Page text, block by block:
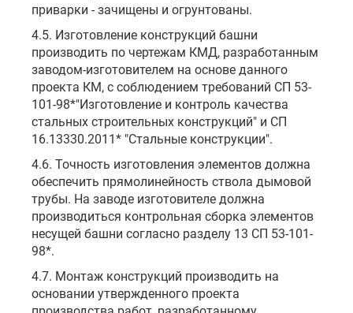
приварки - зачищены и огрунтованы.
4.5. Изготовление конструкций башни
производить по чертежам КМД, разработанным
заводом-изготовителем на основе данного
проекта КМ, с соблюдением требований СП 53-
101-98*"Изготовление и контроль качества
стальных строительных конструкций" и СП
16.13330.2011* "Стальные конструкции".
4.6. Точность изготовления элементов должна
обеспечить прямолинейность ствола дымовой
трубы. На заводе изготовителе должна
производиться контрольная сборка элементов
несущей башни согласно разделу 13 СП 53-101-
98*.
4.7. Монтаж конструкций производить на
основании утвержденного проекта